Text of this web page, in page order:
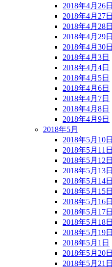
2018年4月26日
2018年4月27日
2018年4月28日
2018年4月29日
2018年4月30日
2018年4月3日
2018年4月4日
2018年4月5日
2018年4月6日
2018年4月7日
2018年4月8日
2018年4月9日
2018年5月
2018年5月10日
2018年5月11日
2018年5月12日
2018年5月13日
2018年5月14日
2018年5月15日
2018年5月16日
2018年5月17日
2018年5月18日
2018年5月19日
2018年5月1日
2018年5月20日
2018年5月21日